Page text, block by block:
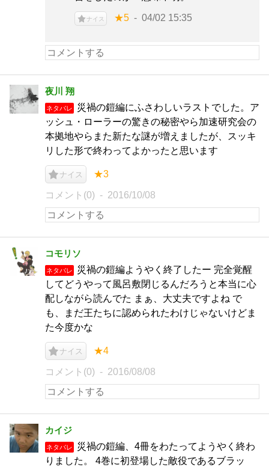
ナイス ★5 04/02 15:35
夜川 翔
ネタバレ
災禍の鎧編にふさわしいラストでした。ア
ッシュ・ローラーの驚きの秘密やら加速研究会の
本拠地やらまた新たな謎が増えましたが、スッキ
リした形で終わってよかったと思います
ナイス ★3
コメント(0) 2016/10/08
コモリソ
ネタバレ
災禍の鎧編ようやく終了したー 完全覚醒
してどうやって風呂敷閉じるんだろうと本当に心
配しながら読んでた まぁ、大丈夫ですよね で
も、まだ王たちに認められたわけじゃないけどま
た今度かな
ナイス ★4
コメント(0) 2016/08/08
カイジ
ネタバレ
災禍の鎧編、4冊をわたってようやく終わ
りました。 4巻に初登場した敵役であるブラッ